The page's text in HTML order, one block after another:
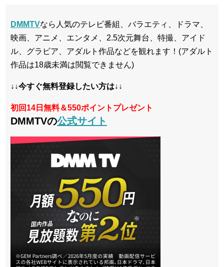
DMMTVなら人気のテレビ番組、バラエティ、ドラマ、
映画、アニメ、エンタメ、2.5次元舞台、特撮、アイド
ル、グラビア、アダルト作品などを観れます！(アダルト
作品は18歳未満は閲覧できません)
↓↓今すぐ無料登録したい方は↓↓
初回14日無料＆550ポイントプレゼント
DMMTVの公式サイト